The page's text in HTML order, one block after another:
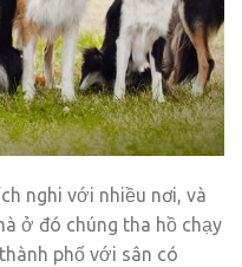
nghi với nhiều nơi, và
ở đó chúng tha hồ chạy
phố với sân có